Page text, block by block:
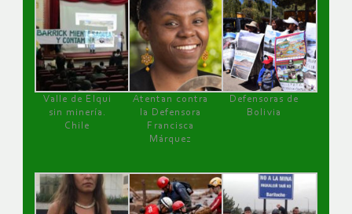
Valle de Elqui
sin minería.
Chile
Atentan contra
la Defensora
Francisca
Márquez
Defensoras de
Bolivia